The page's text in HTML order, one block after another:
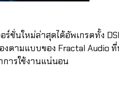
ชั่นใหม่ล่าสุดได้อัพเกรดทั้ง
ตามแบบของ Fractal Audio ที่
ารใช้งานแน่นอน